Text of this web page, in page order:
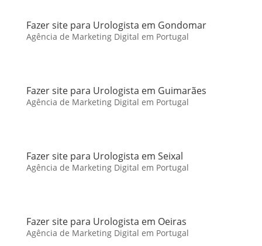
Fazer site para Urologista em Gondomar
Agência de Marketing Digital em Portugal
Fazer site para Urologista em Guimarães
Agência de Marketing Digital em Portugal
Fazer site para Urologista em Seixal
Agência de Marketing Digital em Portugal
Fazer site para Urologista em Oeiras
Agência de Marketing Digital em Portugal